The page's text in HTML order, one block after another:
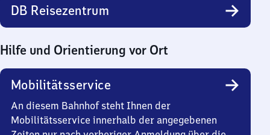
DB Reisezentrum
Hilfe und Orientierung vor Ort
Mobilitätsservice
An diesem Bahnhof steht Ihnen der
Mobilitätsservice innerhalb der angegebenen